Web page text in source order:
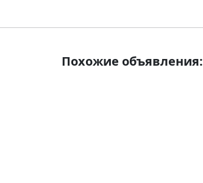
Похожие объявления: